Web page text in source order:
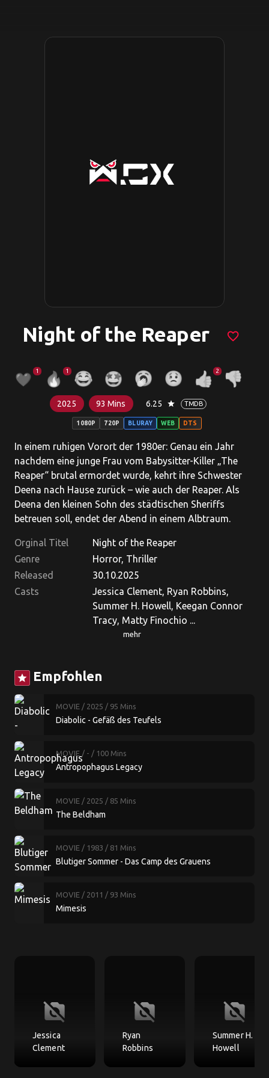
Night of the Reaper favorite_border
1 1 2
2025 93 Mins 6.25 star TMDB
1080P 720P BLURAY WEB DTS
In einem ruhigen Vorort der 1980er: Genau ein Jahr
nachdem eine junge Frau vom Babysitter-Killer „The
Reaper“ brutal ermordet wurde, kehrt ihre Schwester
Deena nach Hause zurück – wie auch der Reaper. Als
Deena den kleinen Sohn des städtischen Sheriffs
betreuen soll, endet der Abend in einem Albtraum.
Orginal Titel
Night of the Reaper
Genre
Horror, Thriller
Released
30.10.2025
Casts
Jessica Clement, Ryan Robbins,
Summer H. Howell, Keegan Connor
Tracy, Matty Finochio ...
mehr
star Empfohlen
MOVIE / 2025 / 95 Mins
Diabolic - Gefäß des Teufels
MOVIE / - / 100 Mins
Antropophagus Legacy
MOVIE / 2025 / 85 Mins
The Beldham
MOVIE / 1983 / 81 Mins
Blutiger Sommer - Das Camp des Grauens
MOVIE / 2011 / 93 Mins
Mimesis
no_photography
Jessica
Clement
no_photography
Ryan
Robbins
no_photography
Summer H.
Howell